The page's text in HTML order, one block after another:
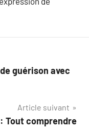
guérison avec
Article suivant
Tout comprendre